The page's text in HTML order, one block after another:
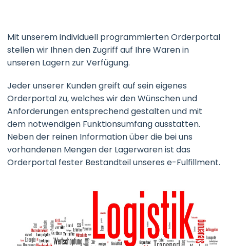
Mit unserem individuell programmierten Orderportal
stellen wir Ihnen den Zugriff auf Ihre Waren in
unseren Lagern zur Verfügung.
Jeder unserer Kunden greift auf sein eigenes
Orderportal zu, welches wir den Wünschen und
Anforderungen entsprechend gestalten und mit
dem notwendigen Funktionsumfang ausstatten.
Neben der reinen Information über die bei uns
vorhandenen Mengen der Lagerwaren ist das
Orderportal fester Bestandteil unseres e-Fulfillment.